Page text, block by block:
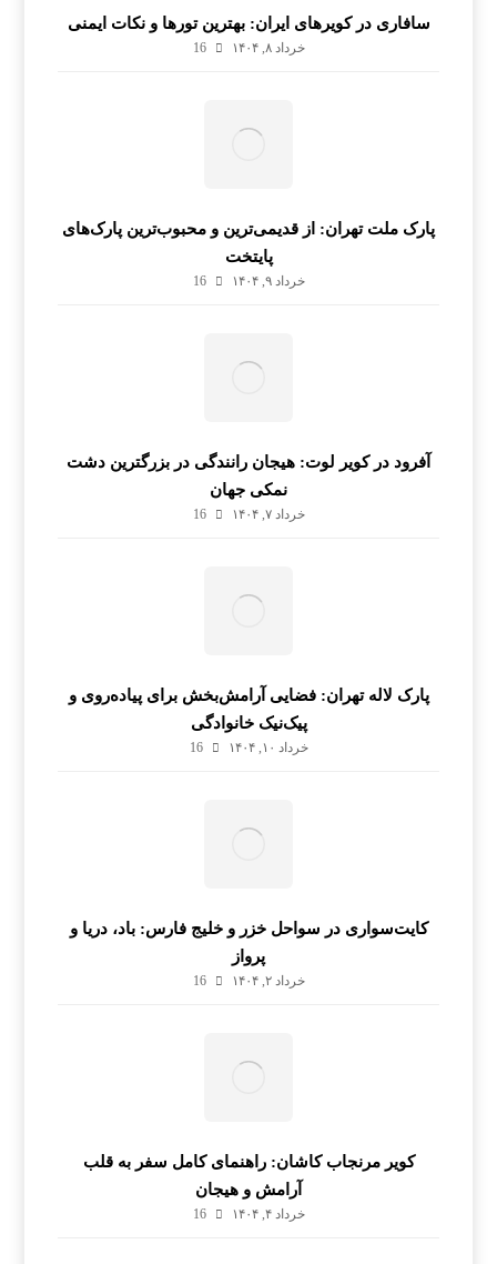
سافاری در کویرهای ایران: بهترین تورها و نکات ایمنی
خرداد ۸, ۱۴۰۴ 16
پارک ملت تهران: از قدیمی‌ترین و محبوب‌ترین پارک‌های
پایتخت
خرداد ۹, ۱۴۰۴ 16
آفرود در کویر لوت: هیجان رانندگی در بزرگترین دشت
نمکی جهان
خرداد ۷, ۱۴۰۴ 16
پارک لاله تهران: فضایی آرامش‌بخش برای پیاده‌روی و
پیک‌نیک خانوادگی
خرداد ۱۰, ۱۴۰۴ 16
کایت‌سواری در سواحل خزر و خلیج فارس: باد، دریا و
پرواز
خرداد ۲, ۱۴۰۴ 16
کویر مرنجاب کاشان: راهنمای کامل سفر به قلب
آرامش و هیجان
خرداد ۴, ۱۴۰۴ 16